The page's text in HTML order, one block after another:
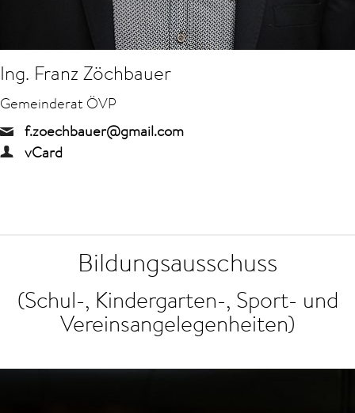
Ing. Franz Zöchbauer
Gemeinderat ÖVP
f.zoechbauer@gmail.com
vCard
Bildungsausschuss
(Schul-, Kindergarten-, Sport- und
Vereinsangelegenheiten)